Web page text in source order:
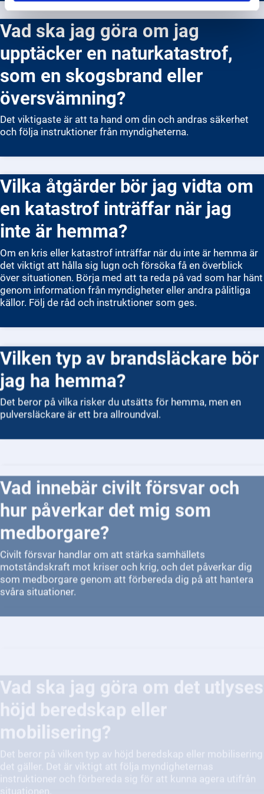
Vad ska jag göra om jag
upptäcker en naturkatastrof,
som en skogsbrand eller
översvämning?
Det viktigaste är att ta hand om din och andras säkerhet
och följa instruktioner från myndigheterna.
Vilka åtgärder bör jag vidta om
en katastrof inträffar när jag
inte är hemma?
Om en kris eller katastrof inträffar när du inte är hemma är
det viktigt att hålla sig lugn och försöka få en överblick
över situationen. Börja med att ta reda på vad som har hänt
genom information från myndigheter eller andra pålitliga
källor. Följ de råd och instruktioner som ges.
Vilken typ av brandsläckare bör
jag ha hemma?
Det beror på vilka risker du utsätts för hemma, men en
pulversläckare är ett bra allroundval.
hur påverkar det mig som
medborgare?
Civilt försvar handlar om att stärka samhällets
motståndskraft mot kriser och krig, och det påverkar dig
som medborgare genom att förbereda dig på att hantera
svåra situationer.
mobilisering?
Det beror på vilken typ av höjd beredskap eller mobilisering
det gäller. Det är viktigt att följa myndigheternas
instruktioner och förbereda sig för att kunna agera utifrån
situationen.